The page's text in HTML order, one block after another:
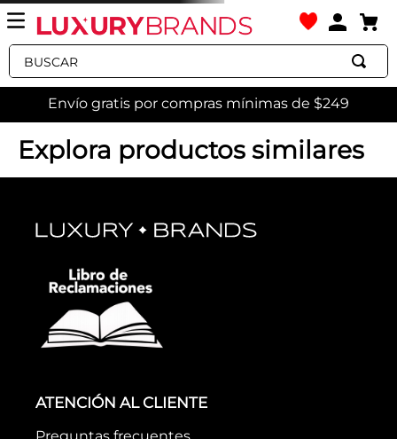
Buscar
Envío gratis por compras mínimas de $249
Explora productos similares
ATENCIÓN AL CLIENTE